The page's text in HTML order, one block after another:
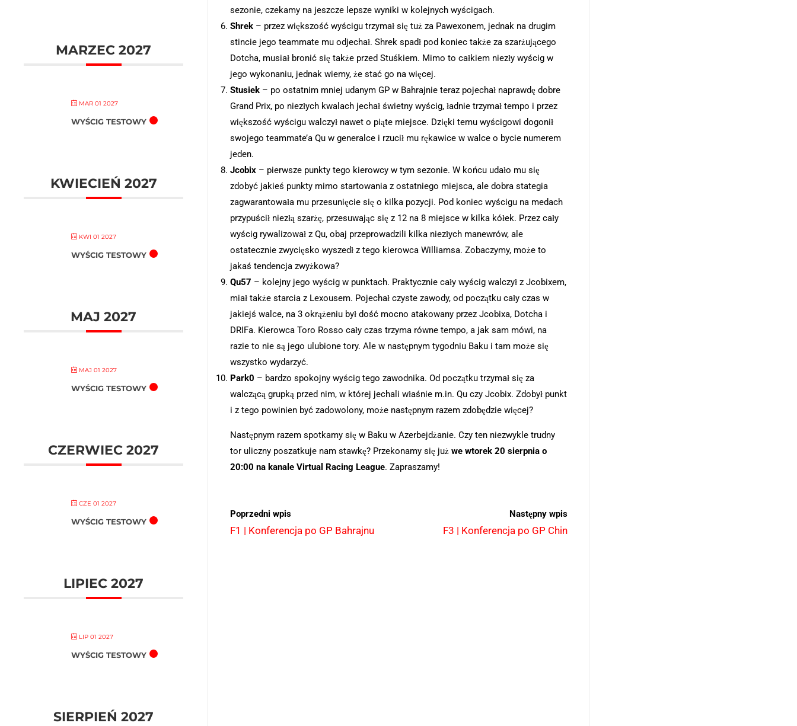
sezonie, czekamy na jeszcze lepsze wyniki w kolejnych wyścigach.
Shrek– przez większość wyścigu trzymał się tuż za Pawexonem, jednak na drugim
stincie jego teammate mu odjechał. Shrek spadł pod koniec także za szarżującego
Dotcha, musiał bronić się także przed Stuśkiem. Mimo to całkiem niezły wyścig w
jego wykonaniu, jednak wiemy, że stać go na więcej.
Stusiek– po ostatnim mniej udanym GP w Bahrajnie teraz pojechał naprawdę dobre
Grand Prix, po niezłych kwalach jechał świetny wyścig, ładnie trzymał tempo i przez
większość wyścigu walczył nawet o piąte miejsce. Dzięki temu wyścigowi dogonił
swojego teammate’a Qu w generalce i rzucił mu rękawice w walce o bycie numerem
jeden.
Jcobix– pierwsze punkty tego kierowcy w tym sezonie. W końcu udało mu się
zdobyć jakieś punkty mimo startowania z ostatniego miejsca, ale dobra stategia
zagwarantowała mu przesunięcie się o kilka pozycji. Pod koniec wyścigu na medach
przypuścił niezłą szarżę, przesuwając się z 12 na 8 miejsce w kilka kółek. Przez cały
wyścig rywalizował z Qu, obaj przeprowadzili kilka niezłych manewrów, ale
ostatecznie zwycięsko wyszedł z tego kierowca Williamsa. Zobaczymy, może to
jakaś tendencja zwyżkowa?
Qu57 – kolejny jego wyścig w punktach. Praktycznie cały wyścig walczył z Jcobixem,
miał także starcia z Lexousem. Pojechał czyste zawody, od początku cały czas w
jakiejś walce, na 3 okrążeniu był dość mocno atakowany przez Jcobixa, Dotcha i
DRIFa. Kierowca Toro Rosso cały czas trzyma równe tempo, a jak sam mówi, na
razie to nie są jego ulubione tory. Ale w następnym tygodniu Baku i tam może się
wszystko wydarzyć.
Park0 – bardzo spokojny wyścig tego zawodnika. Od początku trzymał się za
walczącą grupką przed nim, w której jechali właśnie m.in. Qu czy Jcobix. Zdobył punkt
i z tego powinien być zadowolony, może następnym razem zdobędzie więcej?
Następnym razem spotkamy się w Baku w Azerbejdżanie. Czy ten niezwykle trudny
tor uliczny poszatkuje nam stawkę? Przekonamy się już we wtorek 20 sierpnia o
20:00 na kanale Virtual Racing League. Zapraszamy!
Poprzedni wpis
F1 | Konferencja po GP Bahrajnu
Następny wpis
F3 | Konferencja po GP Chin
MARZEC 2027
MAR 01 2027
WYŚCIG TESTOWY
KWIECIEŃ 2027
KWI 01 2027
WYŚCIG TESTOWY
MAJ 2027
MAJ 01 2027
WYŚCIG TESTOWY
CZERWIEC 2027
CZE 01 2027
WYŚCIG TESTOWY
LIPIEC 2027
LIP 01 2027
WYŚCIG TESTOWY
SIERPIEŃ 2027